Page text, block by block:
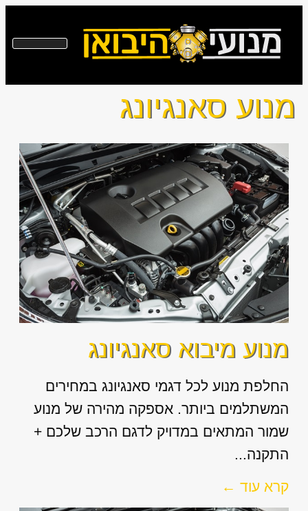
מנוע סאנגיונג
מנוע מיבוא סאנגיונג
החלפת מנוע לכל דגמי סאנגיונג במחירים
המשתלמים ביותר. אספקה מהירה של מנוע
שמור המתאים במדויק לדגם הרכב שלכם +
התקנה...
קרא עוד ←